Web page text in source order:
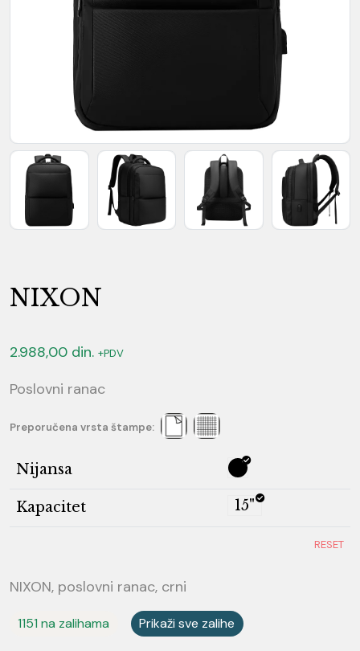
NIXON
2.988,00 din. +PDV
Poslovni ranac
Preporučena vrsta štampe:
Nijansa
Kapacitet 15"
RESET
NIXON, poslovni ranac, crni
1151 na zalihama Prikaži sve zalihe